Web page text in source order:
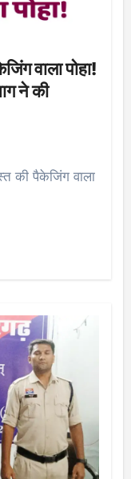
वाला पोहा!
ने की